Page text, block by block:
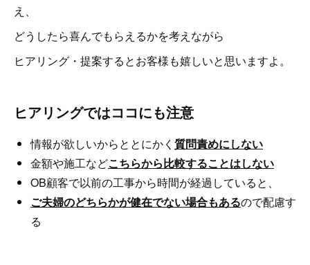
え、
どうしたら喜んでもらえるかを考えながら
ヒアリング・提案するとお客様も嬉しいと思いますよ。
ヒアリングではココにも注意
情報が欲しいからととにかく 質問責めにしない
金額や施工などこちらから比較することはしない
OB顧客で以前の工事から時間が経過していると、
ご夫婦のどちらかが健在でない場合もあるので配慮す
る